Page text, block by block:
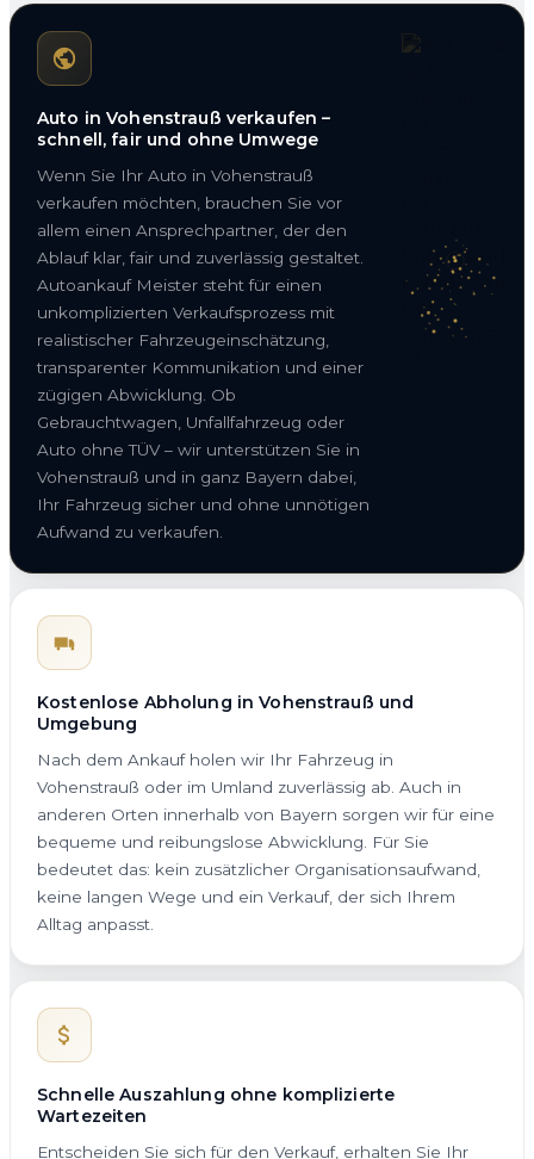
Auto in Vohenstrauß verkaufen –
schnell, fair und ohne Umwege
Wenn Sie Ihr Auto in Vohenstrauß
verkaufen möchten, brauchen Sie vor
allem einen Ansprechpartner, der den
Ablauf klar, fair und zuverlässig gestaltet.
Autoankauf Meister steht für einen
unkomplizierten Verkaufsprozess mit
realistischer Fahrzeugeinschätzung,
transparenter Kommunikation und einer
zügigen Abwicklung. Ob
Gebrauchtwagen, Unfallfahrzeug oder
Auto ohne TÜV – wir unterstützen Sie in
Vohenstrauß und in ganz Bayern dabei,
Ihr Fahrzeug sicher und ohne unnötigen
Aufwand zu verkaufen.
Kostenlose Abholung in Vohenstrauß und
Umgebung
Nach dem Ankauf holen wir Ihr Fahrzeug in
Vohenstrauß oder im Umland zuverlässig ab. Auch in
anderen Orten innerhalb von Bayern sorgen wir für eine
bequeme und reibungslose Abwicklung. Für Sie
bedeutet das: kein zusätzlicher Organisationsaufwand,
keine langen Wege und ein Verkauf, der sich Ihrem
Alltag anpasst.
Schnelle Auszahlung ohne komplizierte
Wartezeiten
Entscheiden Sie sich für den Verkauf, erhalten Sie Ihr